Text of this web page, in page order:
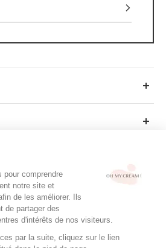
pour comprendre
notre site et
de les améliorer. Ils
de partager des
d'intérêts de nos visiteurs.
par la suite, cliquez sur le lien